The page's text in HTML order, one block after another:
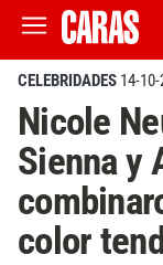
CELEBRIDADES 14-
Nicole
Sienna y
color